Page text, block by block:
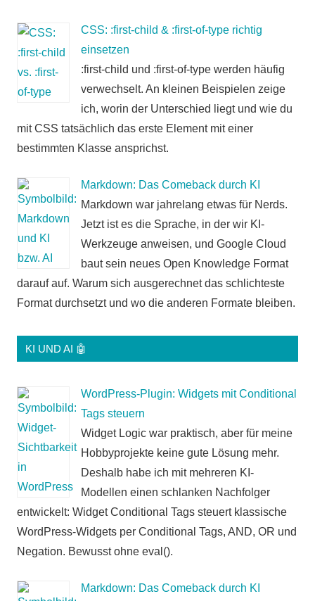
CSS: :first-child & :first-of-type richtig
einsetzen
:first-child und :first-of-type werden häufig
verwechselt. An kleinen Beispielen zeige
ich, worin der Unterschied liegt und wie du
mit CSS tatsächlich das erste Element mit einer
bestimmten Klasse ansprichst.
Markdown: Das Comeback durch KI
Markdown war jahrelang etwas für Nerds.
Jetzt ist es die Sprache, in der wir KI-
Werkzeuge anweisen, und Google Cloud
baut sein neues Open Knowledge Format
darauf auf. Warum sich ausgerechnet das schlichteste
Format durchsetzt und wo die anderen Formate bleiben.
KI UND AI 🤖
WordPress-Plugin: Widgets mit Conditional
Tags steuern
Widget Logic war praktisch, aber für meine
Hobbyprojekte keine gute Lösung mehr.
Deshalb habe ich mit mehreren KI-
Modellen einen schlanken Nachfolger
entwickelt: Widget Conditional Tags steuert klassische
WordPress-Widgets per Conditional Tags, AND, OR und
Negation. Bewusst ohne eval().
Markdown: Das Comeback durch KI